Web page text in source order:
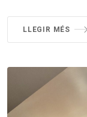
LLEGIR MÉS